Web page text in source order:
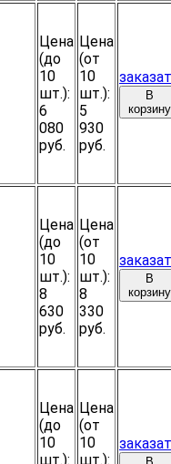
Цена
(до
10
шт.):
6
080
руб.
Цена
(от
10
шт.):
5
930
руб.
В
корзину
Цена
(до
10
шт.):
8
630
руб.
Цена
(от
10
шт.):
8
330
руб.
В
корзину
Цена
(до
10
шт.):
Цена
(от
10
шт.):